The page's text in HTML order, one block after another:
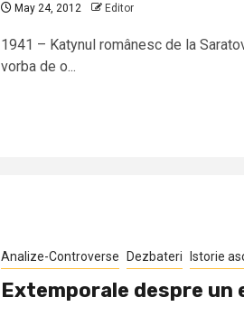
May 24, 2012 Editor
1941 – Katynul românesc de la
vorba de o...
Analize-Controverse Dezbateri Istorie
Extemporale despre un